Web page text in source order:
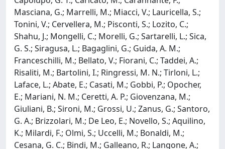
Masciana, G.; Marrelli, M.; Miacci, V.; Lauricella, S.;
Tonini, V.; Cervellera, M.; Pisconti, S.; Lozito, C.;
Shahu, J.; Mongelli, C.; Morelli, G.; Sartarelli, L.; Sica,
G. S.; Siragusa, L.; Bagaglini, G.; Guida, A. M.;
Franceschilli, M.; Bellato, V.; Fiorani, C.; Taddei, A.;
Risaliti, M.; Bartolini, I.; Ringressi, M. N.; Tirloni, L.;
Laface, L.; Abate, E.; Casati, M.; Gobbi, P.; Opocher,
E.; Mariani, N. M.; Ceretti, A. P.; Giovenzana, M.;
Giuliani, B.; Sironi, M.; Grossi, U.; Zanus, G.; Santoro,
G. A.; Brizzolari, M.; De Leo, E.; Novello, S.; Aquilino,
K.; Milardi, F.; Olmi, S.; Uccelli, M.; Bonaldi, M.;
Cesana, G. C.; Bindi, M.; Galleano, R.; Langone, A.;